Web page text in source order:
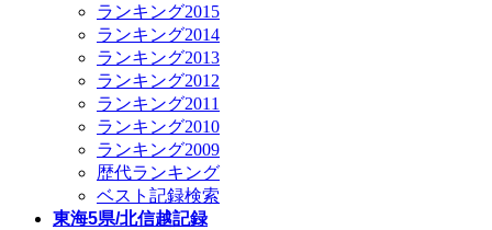
ランキング2015
ランキング2014
ランキング2013
ランキング2012
ランキング2011
ランキング2010
ランキング2009
歴代ランキング
ベスト記録検索
東海5県/北信越記録